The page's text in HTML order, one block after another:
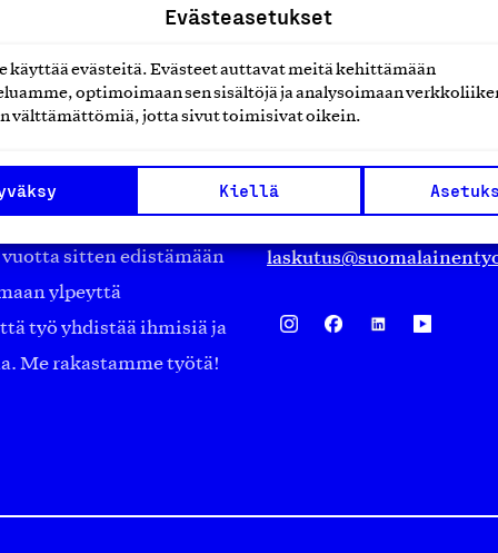
Evästeasetukset
käyttää evästeitä. Evästeet auttavat meitä kehittämään
optimoimaan sen sisältöjä ja analysoimaan
välttämättömiä, jotta sivut toimisivat oikein.
Kiellä
suomalaisen
kansainvälisiin
sitten edistämään
ylpeyttä
työ yhdistää ihmisiä ja
Me rakastamme työtä!
Suomalainen työ ry
Eteläranta 14,
Finland